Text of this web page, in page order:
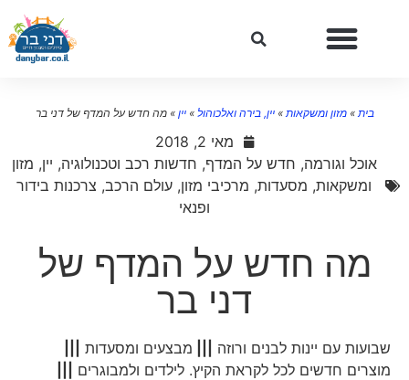
»מזון ומשקאות»יין, בירה ואלכוהול»יין »מה חדש על המדף של דני בר
מאי 2, 2018
אוכל וגורמה,חדש על המדף,חדשות רכב וטכנולוגיה,יין,מזון
ומשקאות,מסעדות,מרכיבי מזון,עולם הרכב,צרכנות בידור
ופנאי
מה חדש על המדף של
דני בר
שבועות עם יינות לבנים ורוזה||| מבצעים ומסעדות|||
מוצרים חדשים לכל לקראת הקיץ. לילדים ולמבוגרים|||